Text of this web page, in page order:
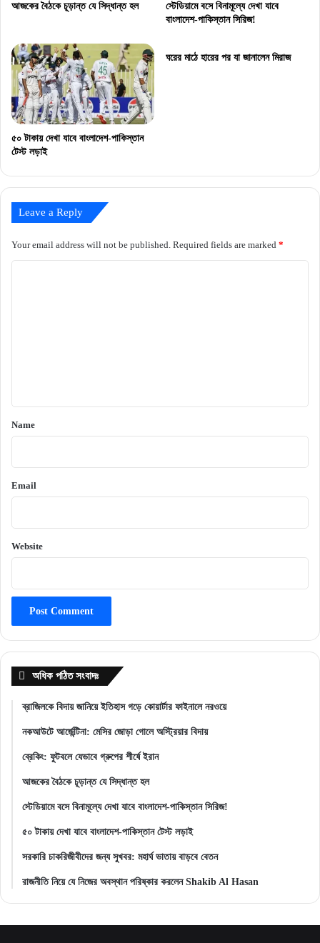
আজকের বৈঠকে চূড়ান্ত যে সিদ্ধান্ত হল
স্টেডিয়ামে বসে বিনামূল্যে দেখা যাবে
বাংলাদেশ-পাকিস্তান সিরিজ!
৫০ টাকায় দেখা যাবে বাংলাদেশ-পাকিস্তান
টেস্ট লড়াই
ঘরের মাঠে হারের পর যা জানালেন মিরাজ
Leave a Reply
Your email address will not be published. Required fields are marked *
*
Name
Email
Website
অধিক পঠিত সংবাদঃ
ব্রাজিলকে বিদায় জানিয়ে ইতিহাস গড়ে কোয়ার্টার ফাইনালে নরওয়ে
নকআউটে আর্জেন্টিনা: মেসির জোড়া গোলে অস্ট্রিয়ার বিদায়
ব্রেকিং: ফুটবলে যেভাবে গ্রুপের শীর্ষে ইরান
আজকের বৈঠকে চূড়ান্ত যে সিদ্ধান্ত হল
স্টেডিয়ামে বসে বিনামূল্যে দেখা যাবে বাংলাদেশ-পাকিস্তান সিরিজ!
৫০ টাকায় দেখা যাবে বাংলাদেশ-পাকিস্তান টেস্ট লড়াই
সরকারি চাকরিজীবীদের জন্য সুখবর: মহার্ঘ ভাতায় বাড়বে বেতন
রাজনীতি নিয়ে যে নিজের অবস্থান পরিষ্কার করলেন Shakib Al Hasan